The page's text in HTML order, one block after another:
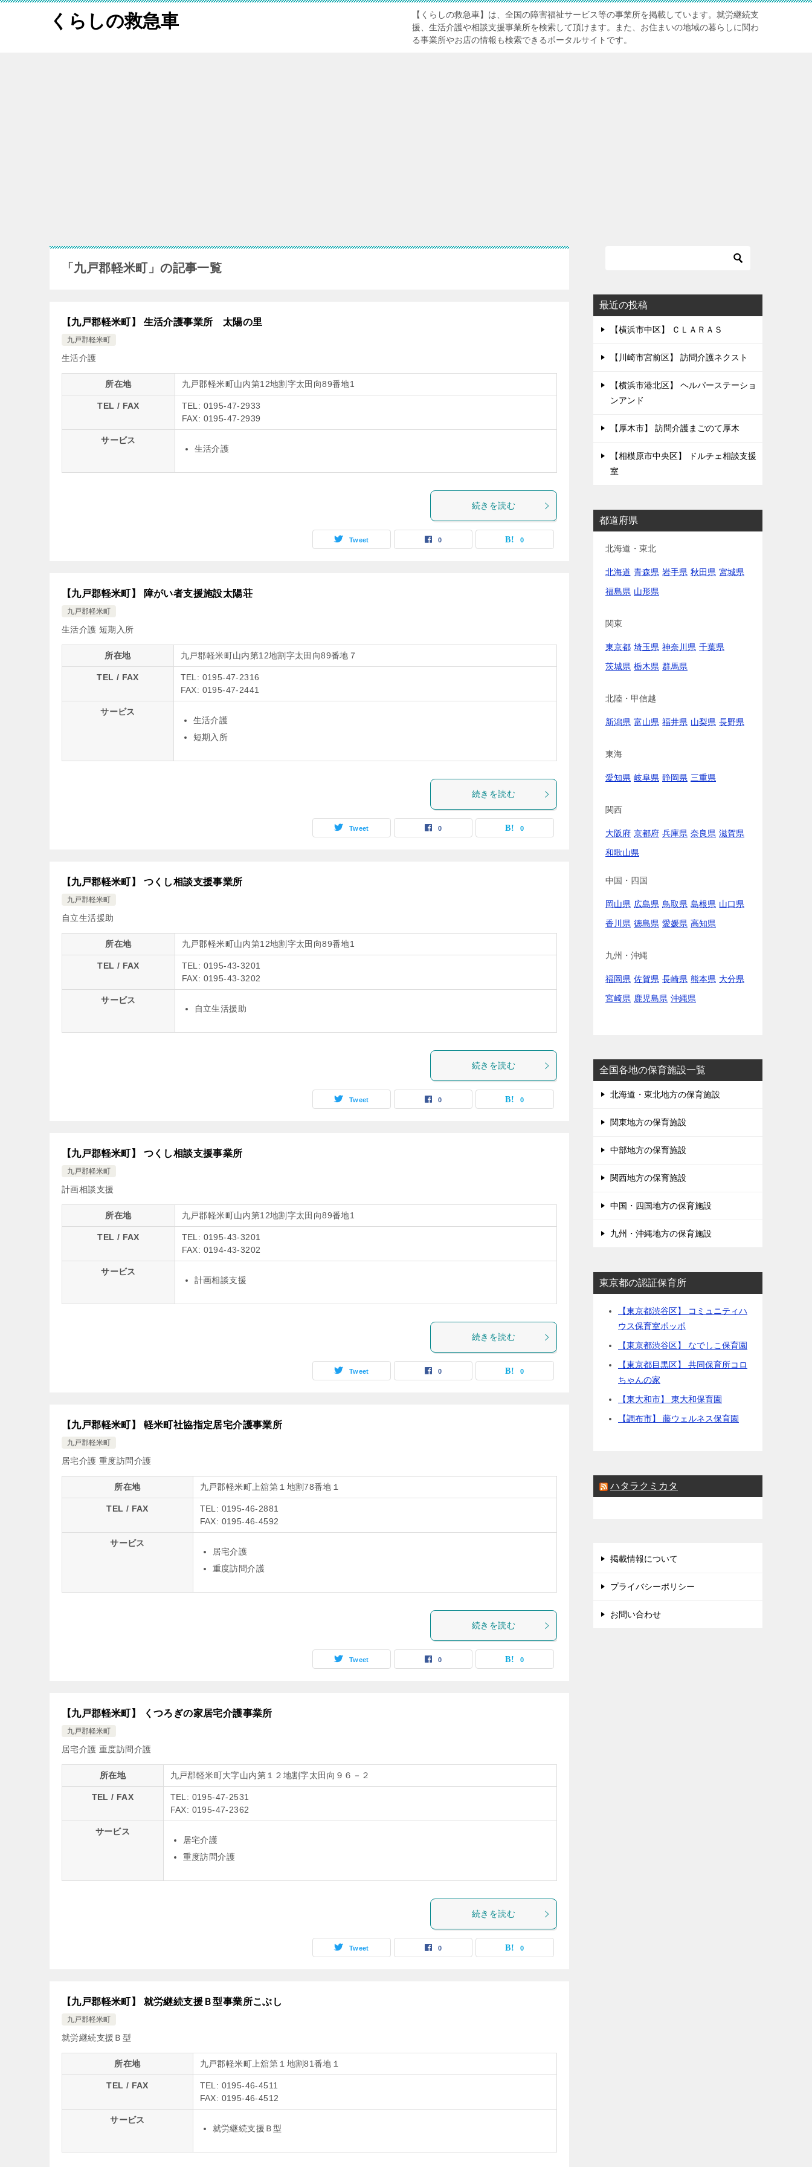
くらしの救急車
【くらしの救急車】は、全国の障害福祉サービス等の事業所を掲載しています。就労継続支
援、生活介護や相談支援事業所を検索して頂けます。また、お住まいの地域の暮らしに関わ
る事業所やお店の情報も検索できるポータルサイトです。
「九戸郡軽米町」の記事一覧
【九戸郡軽米町】 生活介護事業所 太陽の里
九戸郡軽米町
生活介護
所在地 九戸郡軽米町山内第12地割字太田向89番地1
TEL / FAX
TEL: 0195-47-2933
FAX: 0195-47-2939
サービス
生活介護
続きを読む
Tweet 0 0
【九戸郡軽米町】 障がい者支援施設太陽荘
九戸郡軽米町
生活介護 短期入所
所在地 九戸郡軽米町山内第12地割字太田向89番地７
TEL / FAX
TEL: 0195-47-2316
FAX: 0195-47-2441
サービス
生活介護
短期入所
続きを読む
Tweet 0 0
【九戸郡軽米町】 つくし相談支援事業所
九戸郡軽米町
自立生活援助
所在地 九戸郡軽米町山内第12地割字太田向89番地1
TEL / FAX
TEL: 0195-43-3201
FAX: 0195-43-3202
サービス
自立生活援助
続きを読む
Tweet 0 0
【九戸郡軽米町】 つくし相談支援事業所
九戸郡軽米町
計画相談支援
所在地 九戸郡軽米町山内第12地割字太田向89番地1
TEL / FAX
TEL: 0195-43-3201
FAX: 0194-43-3202
サービス
計画相談支援
続きを読む
Tweet 0 0
【九戸郡軽米町】 軽米町社協指定居宅介護事業所
九戸郡軽米町
居宅介護 重度訪問介護
所在地 九戸郡軽米町上舘第１地割78番地１
TEL / FAX
TEL: 0195-46-2881
FAX: 0195-46-4592
サービス
居宅介護
重度訪問介護
続きを読む
Tweet 0 0
【九戸郡軽米町】 くつろぎの家居宅介護事業所
九戸郡軽米町
居宅介護 重度訪問介護
所在地 九戸郡軽米町大字山内第１２地割字太田向９６－２
TEL / FAX
TEL: 0195-47-2531
FAX: 0195-47-2362
サービス
居宅介護
重度訪問介護
続きを読む
Tweet 0 0
【九戸郡軽米町】 就労継続支援Ｂ型事業所こぶし
九戸郡軽米町
就労継続支援Ｂ型
所在地 九戸郡軽米町上舘第１地割81番地１
TEL / FAX
TEL: 0195-46-4511
FAX: 0195-46-4512
サービス
就労継続支援Ｂ型
最近の投稿
【横浜市中区】 ＣＬＡＲＡＳ
【川崎市宮前区】 訪問介護ネクスト
【横浜市港北区】 ヘルパーステーショ
ンアンド
【厚木市】 訪問介護まごのて厚木
【相模原市中央区】 ドルチェ相談支援
室
都道府県
北海道・東北
北海道 青森県 岩手県 秋田県 宮城県
福島県 山形県
関東
東京都 埼玉県 神奈川県 千葉県
茨城県 栃木県 群馬県
北陸・甲信越
新潟県 富山県 福井県 山梨県 長野県
東海
愛知県 岐阜県 静岡県 三重県
関西
大阪府 京都府 兵庫県 奈良県 滋賀県
和歌山県
中国・四国
岡山県 広島県 鳥取県 島根県 山口県
香川県 徳島県 愛媛県 高知県
九州・沖縄
福岡県 佐賀県 長崎県 熊本県 大分県
宮崎県 鹿児島県 沖縄県
全国各地の保育施設一覧
北海道・東北地方の保育施設
関東地方の保育施設
中部地方の保育施設
関西地方の保育施設
中国・四国地方の保育施設
九州・沖縄地方の保育施設
東京都の認証保育所
【東京都渋谷区】 コミュニティハ
ウス保育室ポッポ
【東京都渋谷区】 なでしこ保育園
【東京都目黒区】 共同保育所コロ
ちゃんの家
【東大和市】 東大和保育園
【調布市】 藤ウェルネス保育園
ハタラクミカタ
掲載情報について
プライバシーポリシー
お問い合わせ